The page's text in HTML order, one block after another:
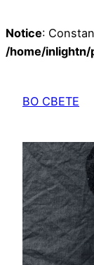
Notice:
/home/
содержимому
ВО СВЕТЕ